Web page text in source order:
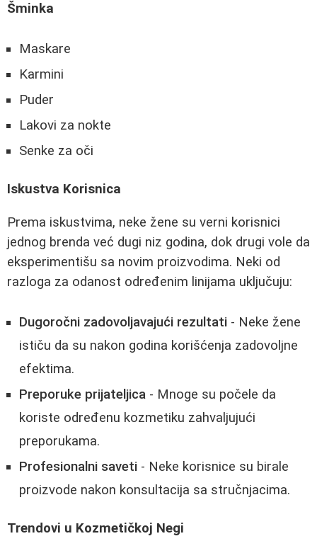
Šminka
Maskare
Karmini
Puder
Lakovi za nokte
Senke za oči
Iskustva Korisnica
Prema iskustvima, neke žene su verni korisnici
jednog brenda već dugi niz godina, dok drugi vole da
eksperimentišu sa novim proizvodima. Neki od
razloga za odanost određenim linijama uključuju:
Dugoročni zadovoljavajući rezultati - Neke žene
ističu da su nakon godina korišćenja zadovoljne
efektima.
Preporuke prijateljica - Mnoge su počele da
koriste određenu kozmetiku zahvaljujući
preporukama.
Profesionalni saveti - Neke korisnice su birale
proizvode nakon konsultacija sa stručnjacima.
Trendovi u Kozmetičkoj Nеgi